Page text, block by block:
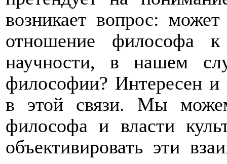
возникает вопрос:
отношение философа к
научности, в нашем
философии? Интересен и
в этой связи. Мы
философа и власти
объективировать эти